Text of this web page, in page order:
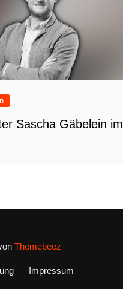
Sascha Gäbelein im
Themebeez
Impressum